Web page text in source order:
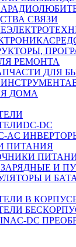
СВЯЗИ
РЕМОНТА
ДЛЯ
ДОМА
DC-DC
AC
ПИТАНИЯ
ЗАРЯДНЫЕ И
И
В
AC-DC